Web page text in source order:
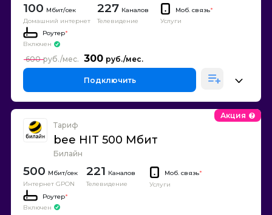
100
Домашний интернет
227 Каналов
Телевидение
Моб. связь*
Услуги
Роутер*
Включен
300
600
Подключить
Тариф
bee HIT 500 Мбит
Билайн
Акция
500
Интернет GPON
221 Каналов
Телевидение
Моб. связь*
Услуги
Роутер*
Включен